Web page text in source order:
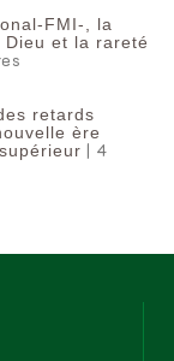
FMI-, la
Dieu et la rareté
retards
ère
| 4